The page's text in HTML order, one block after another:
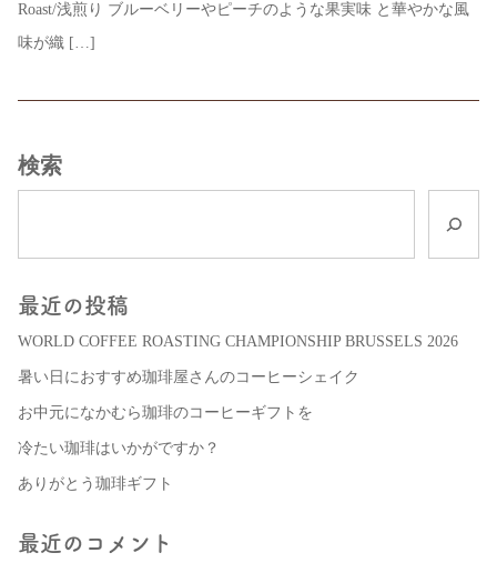
Roast/浅煎り ブルーベリーやピーチのような果実味 と華やかな風
味が織 […]
検索
最近の投稿
WORLD COFFEE ROASTING CHAMPIONSHIP BRUSSELS 2026
暑い日におすすめ珈琲屋さんのコーヒーシェイク
お中元になかむら珈琲のコーヒーギフトを
冷たい珈琲はいかがですか？
ありがとう珈琲ギフト
最近のコメント